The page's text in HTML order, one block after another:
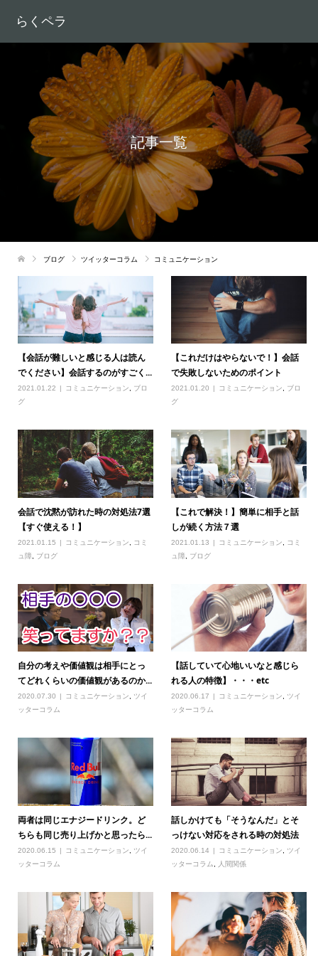
らくペラ
記事一覧
ブログ ツイッターコラム コミュニケーション
【会話が難しいと感じる人は読ん
でください】会話するのがすごく...
2021.01.22 コミュニケーション, ブロ
グ
【これだけはやらないで！】会話
で失敗しないためのポイント
2021.01.20 コミュニケーション, ブロ
グ
会話で沈黙が訪れた時の対処法7選
【すぐ使える！】
2021.01.15 コミュニケーション
コミ
ュ障
ブログ
【これで解決！】簡単に相手と話
しが続く方法７選
2021.01.13 コミュニケーション
コミ
ュ障
ブログ
自分の考えや価値観は相手にとっ
てどれくらいの価値観があるのか...
2020.07.30 コミュニケーション
ツイ
ッターコラム
【話していて心地いいなと感じら
れる人の特徴】・・・etc
2020.06.17 コミュニケーション
ツイ
ッターコラム
両者は同じエナジードリンク。ど
ちらも同じ売り上げかと思ったら...
2020.06.15 コミュニケーション
ツイ
ッターコラム
話しかけても「そうなんだ」とそ
っけない対応をされる時の対処法
2020.06.14 コミュニケーション
ツイ
ッターコラム
人間関係